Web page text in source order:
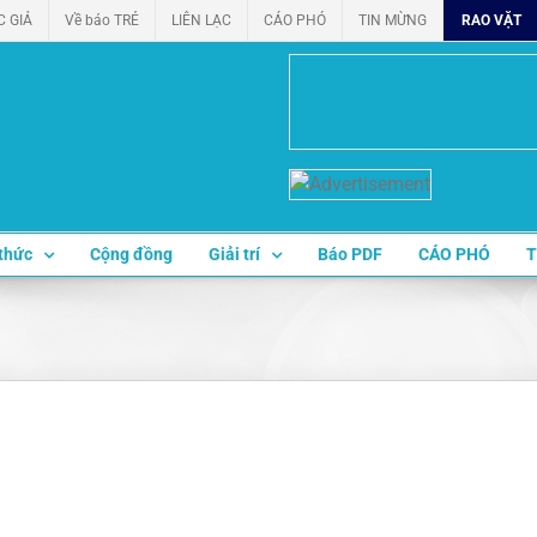
GIẢ Về báo TRẺ LIÊN LẠC CÁO PHÓ TIN MỪNG RAO VẶT
Cộng đồng Giải trí Báo PDF CÁO PHÓ